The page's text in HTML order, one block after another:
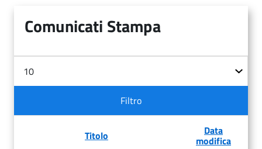
Comunicati Stampa
Filtri
Filtro
Titolo Data
modifica